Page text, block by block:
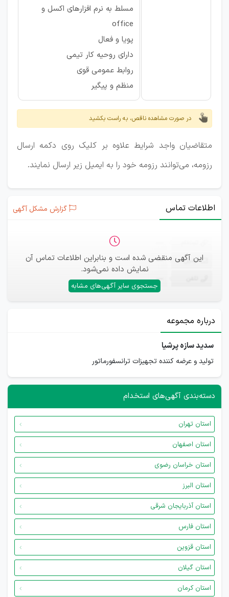
مسلط به نرم افزارهای اکسل و
office
پویا و فعال
دارای روحیه کار تیمی
روابط عمومی قوی
منظم و پیگیر
در صورت مشاهده ناقص، به راست بکشید
متقاضیان واجد شرایط علاوه بر کلیک روی دکمه ارسال
رزومه، می‌توانند رزومه خود را به ایمیل زیر ارسال نمایند.
اطلاعات تماس گزارش مشکل آگهی
این آگهی منقضی شده است و بنابراین اطلاعات تماس آن
نمایش داده نمی‌شود.
جستجوی سایر آگهی‌های مشابه
ایمیل —
—
درباره مجموعه
سدید سازه پرشیا
تولید و عرضه کننده تجهیزات ترانسفورماتور
دسته‌بندی آگهی‌های استخدام
استان تهران
استان اصفهان
استان خراسان رضوی
استان البرز
استان آذربایجان شرقی
استان فارس
استان قزوین
استان گیلان
استان کرمان